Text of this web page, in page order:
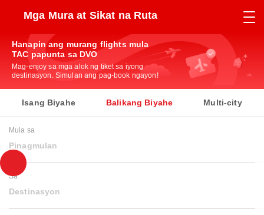
Mga Mura at Sikat na Ruta
Hanapin ang murang flights mula
TAC papunta sa DVO
Mag-enjoy sa mga alok ng tiket sa iyong
destinasyon. Simulan ang pag-book ngayon!
Isang Biyahe Balikang Biyahe Multi-city
Mula sa
Pinagmulan
Sa
Destinasyon